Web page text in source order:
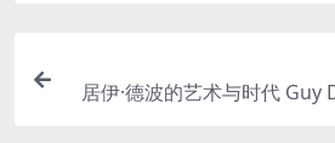
居伊·德波的艺术与时代